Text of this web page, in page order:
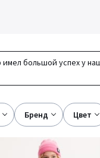
большой успех у
бренд цвет